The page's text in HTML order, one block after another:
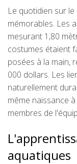
Le quotidien sur
mémorables. Les
mesurant 1,80
costumes étaient
posées à la main,
000 dollars. Les
naturellement
même naissance
membres de
aquatiques